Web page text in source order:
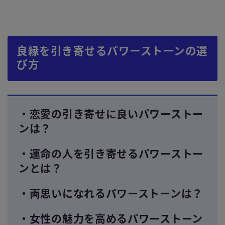
良縁を引き寄せるパワーストーンの選
び方
・恋愛の引き寄せに良いパワーストー
ンは？
・運命の人を引き寄せるパワーストー
ンとは？
・両思いになれるパワーストーンは？
・女性の魅力を高めるパワーストーン